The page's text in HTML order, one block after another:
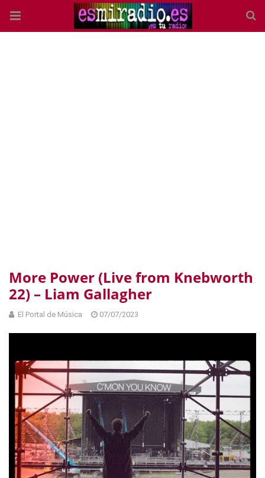
More Power (Live from Knebworth
22) – Liam Gallagher
El Portal de Música 07/07/2023